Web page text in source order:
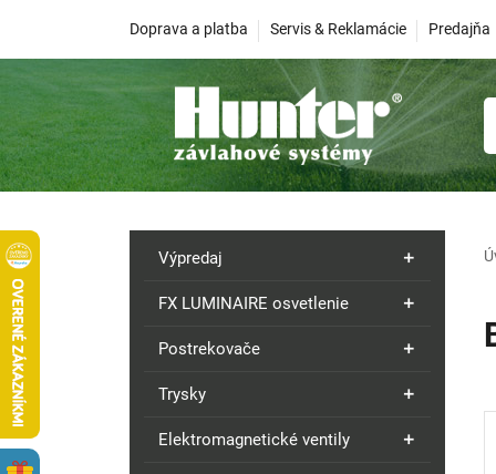
Doprava a platba Servis & Reklamácie Predajňa
Výpredaj
FX LUMINAIRE osvetlenie
Postrekovače
Trysky
Elektromagnetické ventily